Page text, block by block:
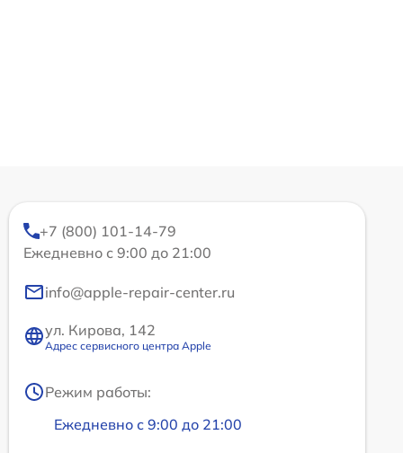
+7 (800) 101-14-79
Ежедневно с 9:00 до 21:00
info@apple-repair-center.ru
ул. Кирова, 142
Адрес сервисного центра Apple
Режим работы:
Ежедневно с 9:00 до 21:00